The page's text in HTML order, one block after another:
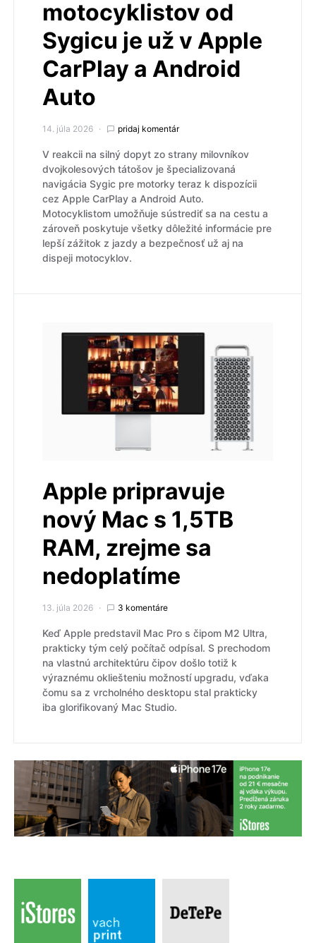
motocyklistov od
Sygicu je už v Apple
CarPlay a Android
Auto
14. júla 2026 pridaj komentár
V reakcii na silný dopyt zo strany milovníkov
dvojkolesových tátošov je špecializovaná
navigácia Sygic pre motorky teraz k dispozícii
cez Apple CarPlay a Android Auto.
Motocyklistom umožňuje sústrediť sa na cestu a
zároveň poskytuje všetky dôležité informácie pre
lepší zážitok z jazdy a bezpečnosť už aj na
dispeji motocyklov.
Apple pripravuje
nový Mac s 1,5TB
RAM, zrejme sa
nedoplatíme
13. júla 2026 3 komentáre
Keď Apple predstavil Mac Pro s čipom M2 Ultra,
prakticky tým celý počítač odpísal. S prechodom
na vlastnú architektúru čipov došlo totiž k
výraznému okliešteniu možností upgradu, vďaka
čomu sa z vrcholného desktopu stal prakticky
iba glorifikovaný Mac Studio.